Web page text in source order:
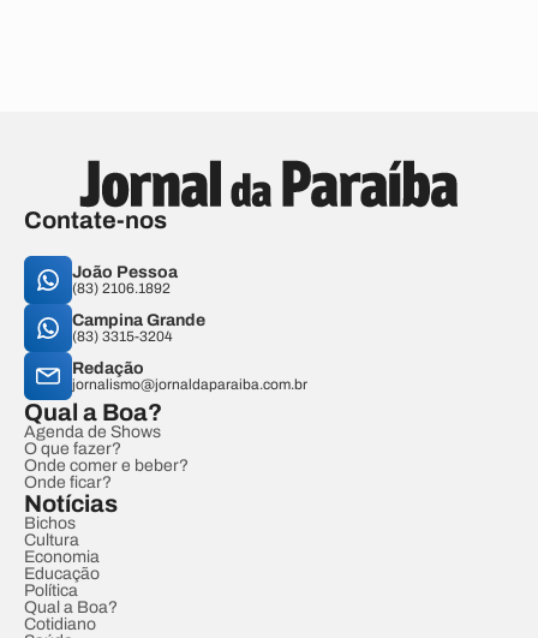
Contate-nos
João Pessoa
(83) 2106.1892
Campina Grande
(83) 3315-3204
Redação
jornalismo@jornaldaparaiba.com.br
Qual a Boa?
Agenda de Shows
O que fazer?
Onde comer e beber?
Onde ficar?
Notícias
Bichos
Cultura
Economia
Educação
Política
Qual a Boa?
Cotidiano